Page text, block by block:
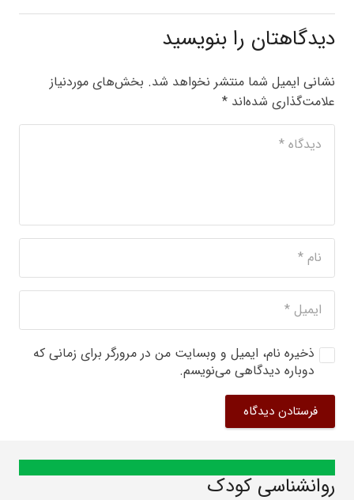
دیدگاهتان را بنویسید
نشانی ایمیل شما منتشر نخواهد شد. بخش‌های موردنیاز
علامت‌گذاری شده‌اند *
ذخیره نام، ایمیل و وبسایت من در مرورگر برای زمانی که
دوباره دیدگاهی می‌نویسم.
فرستادن دیدگاه
روانشناسی کودک